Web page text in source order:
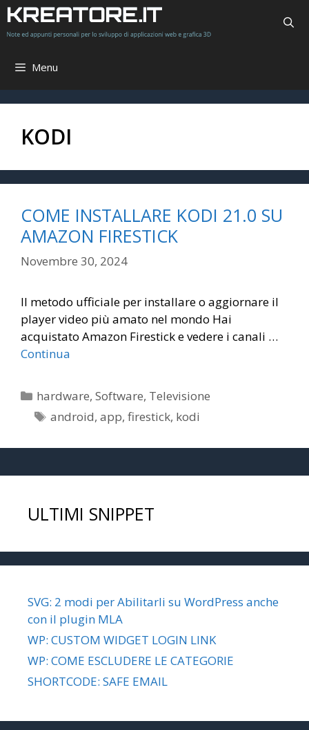
Vai
al
contenuto
Menu
KODI
COME INSTALLARE KODI 21.0 SU
AMAZON FIRESTICK
Novembre 30, 2024
Il metodo ufficiale per installare o aggiornare il
player video più amato nel mondo Hai
acquistato Amazon Firestick e vedere i canali …
Continua
Categorie
hardware,Software, Televisione
Tag
android,app,firestick, kodi
ULTIMI SNIPPET
SVG: 2 modi per Abilitarli su WordPress anche
con il plugin MLA
WP: CUSTOM WIDGET LOGIN LINK
WP: COME ESCLUDERE LE CATEGORIE
SHORTCODE: SAFE EMAIL